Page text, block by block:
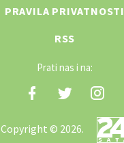
PRAVILA PRIVATNOSTI
RSS
Prati nas i na:
Copyright © 2026.